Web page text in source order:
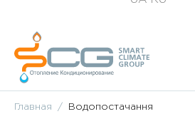
Главная Водопостачання